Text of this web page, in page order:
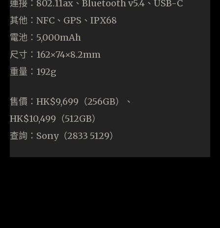
連接：802.11ax、Bluetooth v5.4、USB-C
其他：NFC、GPS、IPX68
電池：5,000mAh
尺寸：162×74×8.2mm
重量：192g
售價：HK$9,699（256GB）、
HK$10,499（512GB）
查詢：Sony（2833 5129）